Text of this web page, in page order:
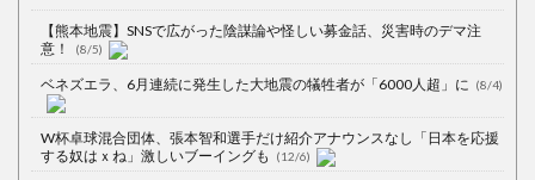
【熊本地震】SNSで広がった陰謀論や怪しい募金話、災害時のデマ注
意！
(8/5)
ベネズエラ、6月連続に発生した大地震の犠牲者が「6000人超」に (8/4)
W杯卓球混合団体、張本智和選手だけ紹介アナウンスなし「日本を応援
する奴はｘね」激しいブーイングも
(12/6)